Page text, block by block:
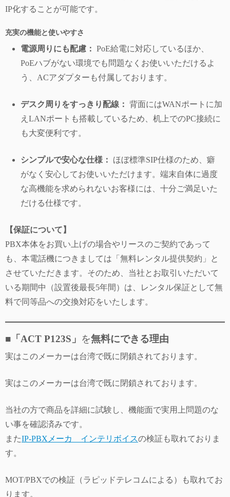
IP化することが可能です。
充実の機能と使いやすさ
電源周りにも配慮： PoE給電に対応しているほか、
PoEハブがない環境でも問題なくお使いいただけるよ
う、ACアダプターも付属しております。
デスク周りをすっきり配線： 背面にはWANポートに加
えLANポートも搭載しているため、机上でのPC接続に
も大変便利です。
シンプルで安心な仕様：
ほぼ標準SIP仕様のため、癖
がなく安心してお使いいただけます。端末自体に過度
な高機能を求められないお客様には、十分ご満足いた
だける仕様です。
【保証について】
PBX本体をお買い上げの場合やリースのご契約であって
も、本電話機につきましては「無料レンタル提供契約」と
させていただきます。そのため、当社とお取引いただいて
いる期間中（設置後最長5年間）は、レンタル保証として無
料で同等品への交換対応をいたします。
■ 「ACT P123S」 を無料にできる理由
実はこのメーカーは台湾で既に閉鎖されております。
実はこのメーカーは台湾で既に閉鎖されております。
当社の方で商品を詳細に試験し、機能面で実用上問題のな
い事を確認済みです。
またIP-PBXメーカ インテリボイスの検証も取れておりま
す。
MOT/PBXでの検証（ラピッドテレコムによる）も取れてお
ります。